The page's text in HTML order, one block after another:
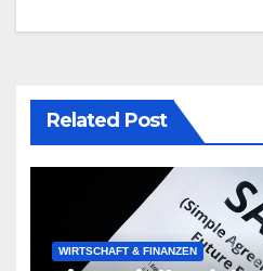
Related Post
WIRTSCHAFT & FINANZEN